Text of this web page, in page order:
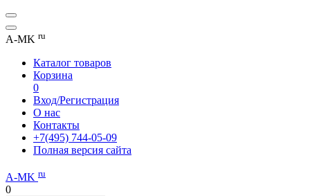
A-MK ru
Каталог товаров
Корзина
0
Вход/Регистрация
О нас
Контакты
+7(495) 744-05-09
Полная версия сайта
A-MK ru
0